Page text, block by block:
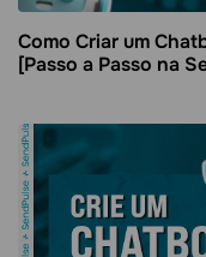
Como Criar um
[Passo a Passo na